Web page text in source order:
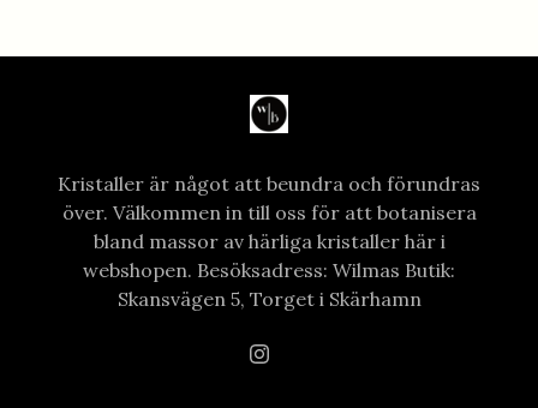
Kristaller är något att beundra och förundras
över. Välkommen in till oss för att botanisera
bland massor av härliga kristaller här i
webshopen. Besöksadress: Wilmas Butik:
Skansvägen 5, Torget i Skärhamn